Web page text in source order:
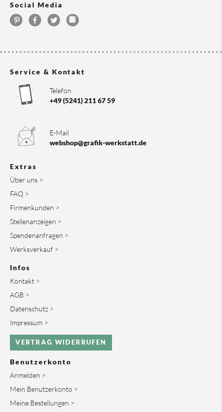
Social Media
Service & Kontakt
Telefon
+49 (5241) 211 67 59
E-Mail
webshop@grafik-werkstatt.de
Extras
Über uns >
FAQ >
Firmenkunden >
Stellenanzeigen >
Spendenanfragen >
Werksverkauf >
Infos
Kontakt >
AGB >
Datenschutz >
Impressum >
VERTRAG WIDERRUFEN
Benutzerkonto
Anmelden >
Mein Benutzerkonto >
Meine Bestellungen >